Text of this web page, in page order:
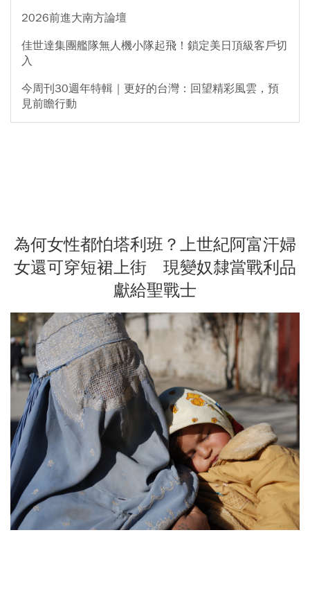
2026前進大南方論壇
佳世達集團艦隊無人機小隊起飛！鎖定美日頂級客戶切
入
今周刊30週年特輯｜更好的台灣：回望精彩風雲，預
見前瞻行動
為何女性都怕塔利班？上世紀阿富汗婦
女還可穿短裙上街 現變奴隸當戰利品
獻給聖戰士